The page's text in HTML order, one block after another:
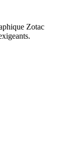
Zotac